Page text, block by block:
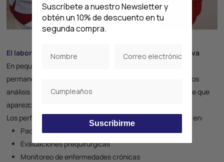
El laboratorio como herramienta en medicina preventiva
En pequeñas especies, muchas enfermedades pueden
permanecer subclínicas durante largos periodos. Por ello, los
análisis periódicos permiten detectar alteraciones antes de que
aparezcan signos clínicos evidentes.
Los perfiles laboratoriales son especialmente importantes en:
Pacientes geriátricos
Evaluaciones prequirúrgicas
Monitoreo de enfermedades crónicas
Suscríbete a nuestro Newsletter y
obtén un 10% de descuento en tu
segunda compra.
Suscribirme